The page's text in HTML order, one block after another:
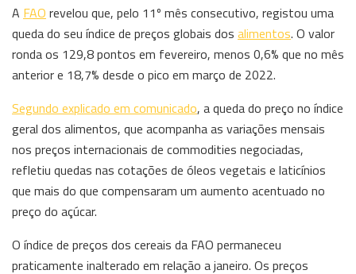
A FAO revelou que, pelo 11º mês consecutivo, registou uma
queda do seu índice de preços globais dos alimentos. O valor
ronda os 129,8 pontos em fevereiro, menos 0,6% que no mês
anterior e 18,7% desde o pico em março de 2022.
Segundo explicado em comunicado, a queda do preço no índice
geral dos alimentos, que acompanha as variações mensais
nos preços internacionais de commodities negociadas,
refletiu quedas nas cotações de óleos vegetais e laticínios
que mais do que compensaram um aumento acentuado no
preço do açúcar.
O índice de preços dos cereais da FAO permaneceu
praticamente inalterado em relação a janeiro. Os preços